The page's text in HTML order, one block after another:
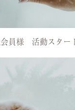
員様 活動スター